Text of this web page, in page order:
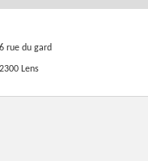
rue du gard
Lens